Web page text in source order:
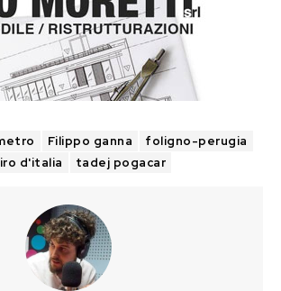
Filippo ganna
foligno-perugia
d'italia
tadej pogacar